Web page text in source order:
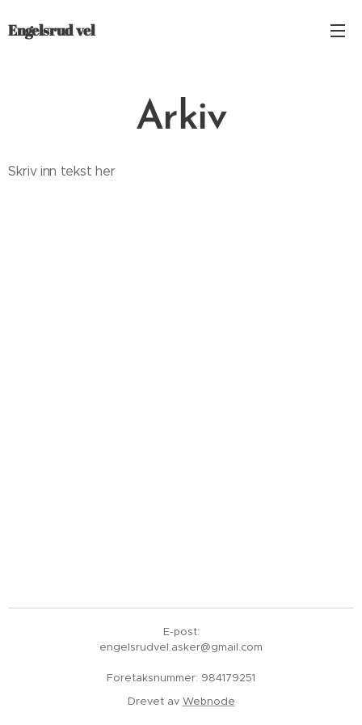
Engelsrud vel
Arkiv
Skriv inn tekst her
E-post:
engelsrudvel.asker@gmail.com
Foretaksnummer: 984179251
Drevet av Webnode